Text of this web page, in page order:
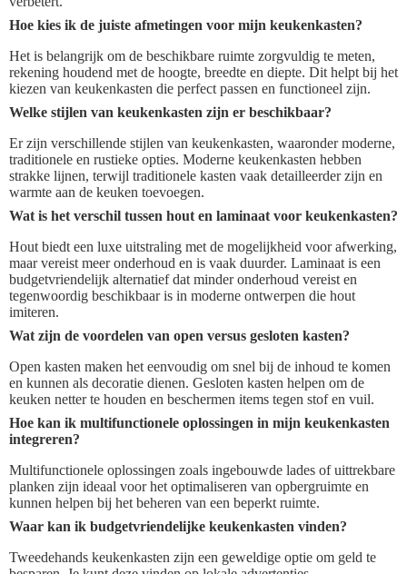
Hoe kies ik de juiste afmetingen voor mijn keukenkasten?
Het is belangrijk om de beschikbare ruimte zorgvuldig te meten,
rekening houdend met de hoogte, breedte en diepte. Dit helpt bij het
kiezen van keukenkasten die perfect passen en functioneel zijn.
Welke stijlen van keukenkasten zijn er beschikbaar?
Er zijn verschillende stijlen van keukenkasten, waaronder moderne,
traditionele en rustieke opties. Moderne keukenkasten hebben
strakke lijnen, terwijl traditionele kasten vaak detailleerder zijn en
warmte aan de keuken toevoegen.
Wat is het verschil tussen hout en laminaat voor keukenkasten?
Hout biedt een luxe uitstraling met de mogelijkheid voor afwerking,
maar vereist meer onderhoud en is vaak duurder. Laminaat is een
budgetvriendelijk alternatief dat minder onderhoud vereist en
tegenwoordig beschikbaar is in moderne ontwerpen die hout
imiteren.
Wat zijn de voordelen van open versus gesloten kasten?
Open kasten maken het eenvoudig om snel bij de inhoud te komen
en kunnen als decoratie dienen. Gesloten kasten helpen om de
keuken netter te houden en beschermen items tegen stof en vuil.
Hoe kan ik multifunctionele oplossingen in mijn keukenkasten
integreren?
Multifunctionele oplossingen zoals ingebouwde lades of uittrekbare
planken zijn ideaal voor het optimaliseren van opbergruimte en
kunnen helpen bij het beheren van een beperkt ruimte.
Waar kan ik budgetvriendelijke keukenkasten vinden?
Tweedehands keukenkasten zijn een geweldige optie om geld te